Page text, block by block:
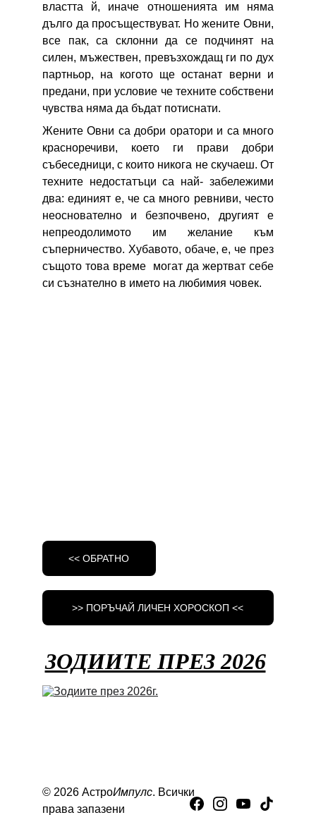
властта й, иначе отношенията им няма
дълго да просъществуват. Но жените Овни,
все пак, са склонни да се подчинят на
силен, мъжествен, превъзхождащ ги по дух
партньор, на когото ще останат верни и
предани, при условие че техните собствени
чувства няма да бъдат потиснати.
Жените Овни са добри оратори и са много
красноречиви, което ги прави добри
събеседници, с които никога не скучаеш. От
техните недостатъци са най- забележими
два: единият е, че са много ревниви, често
неоснователно и безпочвено, другият е
непреодолимото им желание към
съперничество. Хубавото, обаче, е, че през
същото това време могат да жертват себе
си съзнателно в името на любимия човек.
<< ОБРАТНО
>> ПОРЪЧАЙ ЛИЧЕН ХОРОСКОП <<
ЗОДИИТЕ ПРЕЗ 2026
© 2026 АстроИмпулс. Всички
права запазени